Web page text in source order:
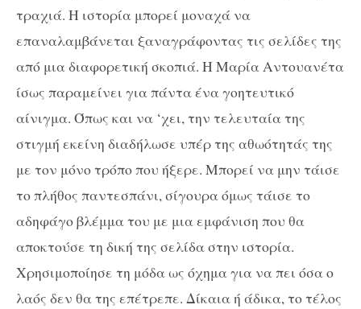
τραχιά. Η ιστορία μπορεί μοναχά να
επαναλαμβάνεται ξαναγράφοντας τις σελίδες της
από μια διαφορετική σκοπιά. Η Μαρία Αντουανέτα
ίσως παραμείνει για πάντα ένα γοητευτικό
αίνιγμα. Όπως και να ‘χει, την τελευταία της
στιγμή εκείνη διαδήλωσε υπέρ της αθωότητάς της
με τον μόνο τρόπο που ήξερε. Μπορεί να μην τάισε
το πλήθος παντεσπάνι, σίγουρα όμως τάισε το
αδηφάγο βλέμμα του με μια εμφάνιση που θα
αποκτούσε τη δική της σελίδα στην ιστορία.
Χρησιμοποίησε τη μόδα ως όχημα για να πει όσα ο
λαός δεν θα της επέτρεπε. Δίκαια ή άδικα, το τέλος